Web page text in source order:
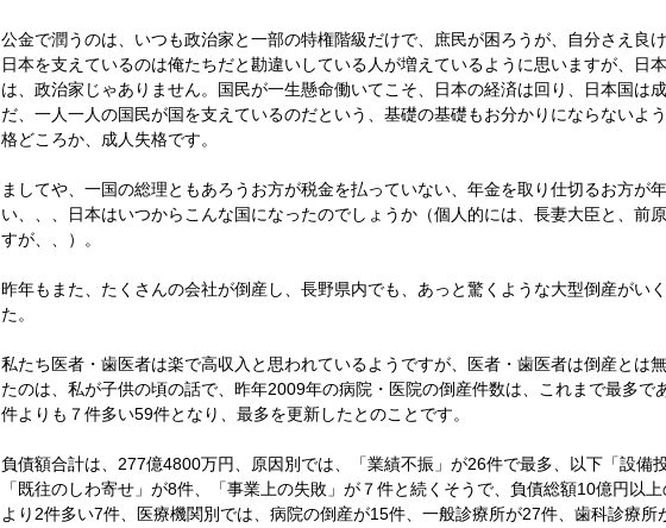
公金で潤うのは、いつも政治家と一部の特権階級だけで、庶民が困ろうが、自分さえ良け
日本を支えているのは俺たちだと勘違いしている人が増えているように思いますが、日
は、政治家じゃありません。国民が一生懸命働いてこそ、日本の経済は回り、日本国は
だ、一人一人の国民が国を支えているのだという、基礎の基礎もお分かりにならないよ
格どころか、成人失格です。
ましてや、一国の総理ともあろうお方が税金を払っていない、年金を取り仕切るお方が
い、、、日本はいつからこんな国になったのでしょうか（個人的には、長妻大臣と、前
すが、、）。
昨年もまた、たくさんの会社が倒産し、長野県内でも、あっと驚くような大型倒産がい
た。
私たち医者・歯医者は楽で高収入と思われているようですが、医者・歯医者は倒産とは
たのは、私が子供の頃の話で、昨年2009年の病院・医院の倒産件数は、これまで最多で
件よりも７件多い59件となり、最多を更新したとのことです。
負債額合計は、277億4800万円、原因別では、「業績不振」が26件で最多、以下「設備
「既往のしわ寄せ」が8件、「事業上の失敗」が７件と続くそうで、負債総額10億円以
より2件多い7件、医療機関別では、病院の倒産が15件、一般診療所が27件、歯科診療所